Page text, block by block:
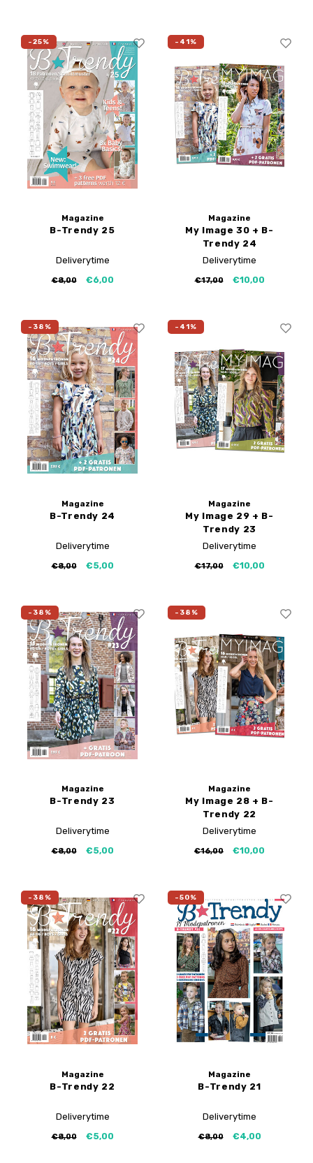
-25%
Magazine
B-Trendy 25
Deliverytime
€8,00 €6,00
-41%
Magazine
My Image 30 + B-
Trendy 24
Deliverytime
€17,00 €10,00
-38%
Magazine
B-Trendy 24
Deliverytime
€8,00 €5,00
-41%
Magazine
My Image 29 + B-
Trendy 23
Deliverytime
€17,00 €10,00
-38%
Magazine
B-Trendy 23
Deliverytime
€8,00 €5,00
-38%
Magazine
My Image 28 + B-
Trendy 22
Deliverytime
€16,00 €10,00
-38%
Magazine
B-Trendy 22
Deliverytime
€8,00 €5,00
-50%
Magazine
B-Trendy 21
Deliverytime
€8,00 €4,00